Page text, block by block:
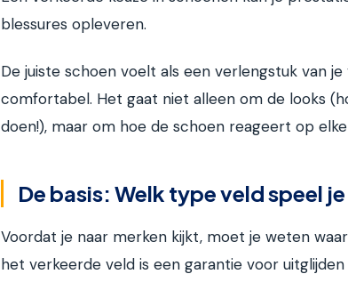
blessures opleveren.
De juiste schoen voelt als een verlengstuk van
comfortabel. Het gaat niet alleen om de looks
doen!), maar om hoe de schoen reageert op
De basis: Welk type veld speel
Voordat je naar merken kijkt, moet je weten
het verkeerde veld is een garantie voor uitglijden